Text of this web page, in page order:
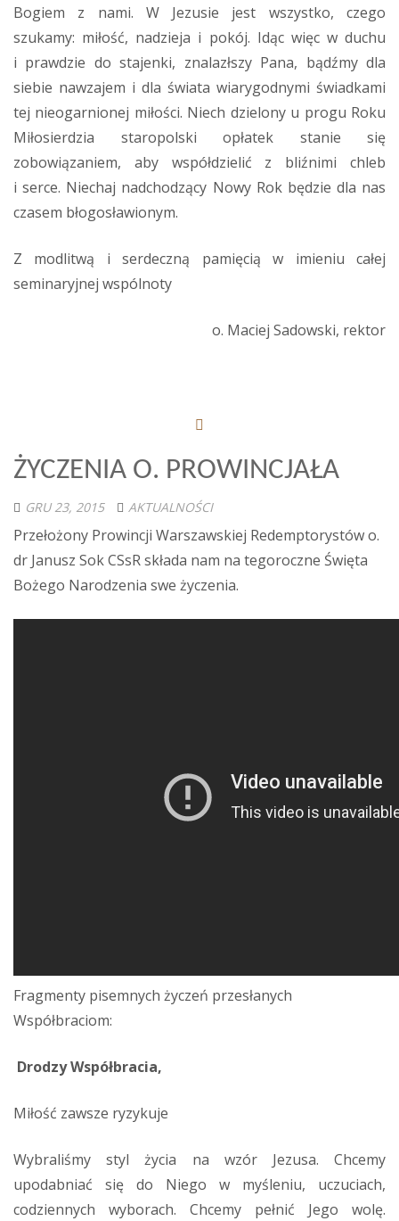
Bogiem z nami. W Jezusie jest wszystko, czego
szukamy: miłość, nadzieja i pokój. Idąc więc w duchu
i prawdzie do stajenki, znalazłszy Pana, bądźmy dla
siebie nawzajem i dla świata wiarygodnymi świadkami
tej nieogarnionej miłości. Niech dzielony u progu Roku
Miłosierdzia staropolski opłatek stanie się
zobowiązaniem, aby współdzielić z bliźnimi chleb
i serce. Niechaj nadchodzący Nowy Rok będzie dla nas
czasem błogosławionym.
Z modlitwą i serdeczną pamięcią w imieniu całej
seminaryjnej wspólnoty
o. Maciej Sadowski, rektor
ŻYCZENIA O. PROWINCJAŁA
GRU 23, 2015 AKTUALNOŚCI
Przełożony Prowincji Warszawskiej Redemptorystów o.
dr Janusz Sok CSsR składa nam na tegoroczne Święta
Bożego Narodzenia swe życzenia.
Fragmenty pisemnych życzeń przesłanych
Współbraciom:
Drodzy Współbracia,
Miłość zawsze ryzykuje
Wybraliśmy styl życia na wzór Jezusa. Chcemy
upodabniać się do Niego w myśleniu, uczuciach,
codziennych wyborach. Chcemy pełnić Jego wolę.